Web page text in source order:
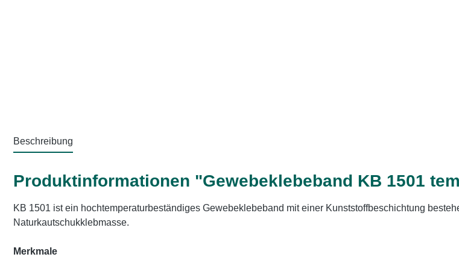
Beschreibung
Produktinformationen "Gewebeklebeband KB 1501
KB 1501 ist ein hochtemperaturbeständiges Gewebeklebeband mit einer Kunststoffbeschichtung
Naturkautschukklebmasse.
Merkmale